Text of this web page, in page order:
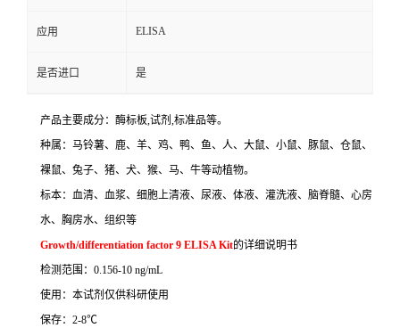
应用 ELISA
是否进口 是
产品主要成分：酶标板,试剂 ,标准品等。
种属：马铃薯、鹿、羊、鸡、鸭、鱼、人、大鼠、小鼠、豚鼠、仓鼠、
裸鼠、兔子、猪、犬、猴、马、牛等动植物。
标本：血清、血浆、细胞上清液、尿液、体液、灌洗液、脑脊髓、心房
水、胸房水、组织等
Growth/differentiation factor 9 ELISA Kit的详细说明书
检测范围： 0.156-10 ng/mL
使用：本试剂仅供科研使用
保存： 2-8℃